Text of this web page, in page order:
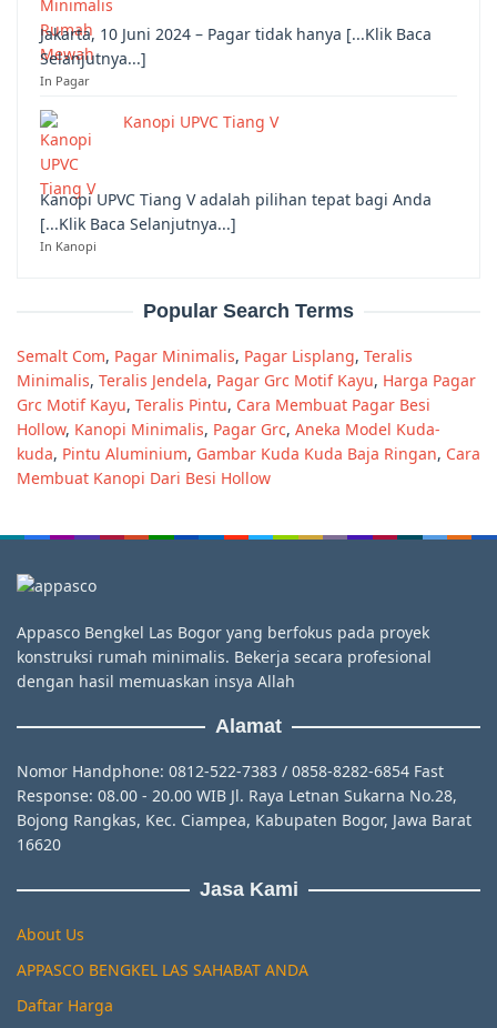
Jakarta, 10 Juni 2024 – Pagar tidak hanya [...Klik Baca
Selanjutnya...]
In Pagar
Kanopi UPVC Tiang V
Kanopi UPVC Tiang V adalah pilihan tepat bagi Anda
[...Klik Baca Selanjutnya...]
In Kanopi
Popular Search Terms
Semalt Com, Pagar Minimalis, Pagar Lisplang, Teralis
Minimalis, Teralis Jendela, Pagar Grc Motif Kayu, Harga Pagar
Grc Motif Kayu, Teralis Pintu, Cara Membuat Pagar Besi
Hollow, Kanopi Minimalis, Pagar Grc, Aneka Model Kuda-
kuda, Pintu Aluminium, Gambar Kuda Kuda Baja Ringan, Cara
Membuat Kanopi Dari Besi Hollow
Appasco Bengkel Las Bogor yang berfokus pada proyek
konstruksi rumah minimalis. Bekerja secara profesional
dengan hasil memuaskan insya Allah
Alamat
Nomor Handphone: 0812-522-7383 / 0858-8282-6854 Fast
Response: 08.00 - 20.00 WIB Jl. Raya Letnan Sukarna No.28,
Bojong Rangkas, Kec. Ciampea, Kabupaten Bogor, Jawa Barat
16620
Jasa Kami
About Us
APPASCO BENGKEL LAS SAHABAT ANDA
Daftar Harga